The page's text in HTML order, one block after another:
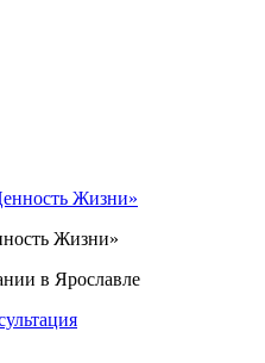
Жизни»
в Ярославле